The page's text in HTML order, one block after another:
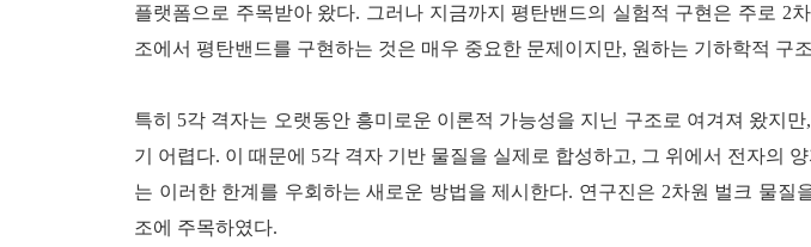
플랫폼으로 주목받아 왔다. 그러나 지금까지 평탄밴드의 실험적 구현은 주로 2
조에서 평탄밴드를 구현하는 것은 매우 중요한 문제이지만, 원하는 기하학적 구
특히 5각 격자는 오랫동안 흥미로운 이론적 가능성을 지닌 구조로 여겨져 왔지
기 어렵다. 이 때문에 5각 격자 기반 물질을 실제로 합성하고, 그 위에서 전자의
는 이러한 한계를 우회하는 새로운 방법을 제시한다. 연구진은 2차원 벌크 물
조에 주목하였다.